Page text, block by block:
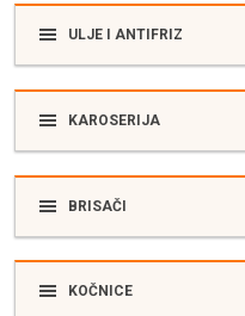
ULJE I ANTIFRIZ
KAROSERIJA
BRISAČI
KOČNICE